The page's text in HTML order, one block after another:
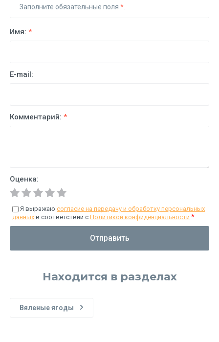
Заполните обязательные поля *.
Имя: *
E-mail:
Комментарий: *
Оценка:
Я выражаю согласие на передачу и обработку персональных
данных в соответствии с Политикой конфиденциальности *
Отправить
Находится в разделах
Вяленые ягоды